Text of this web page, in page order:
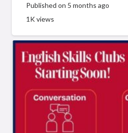
Published on 5 months ago
1Kviews